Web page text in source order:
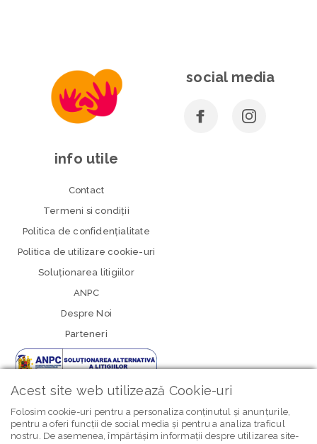
social media
info utile
Contact
Termeni si condiţii
Politica de confidenţialitate
Politica de utilizare cookie-uri
Soluționarea litigiilor
ANPC
Despre Noi
Parteneri
Acest site web utilizează Cookie-uri
Folosim cookie-uri pentru a personaliza conținutul și anunțurile,
pentru a oferi funcții de social media și pentru a analiza traficul
nostru. De asemenea, împărtășim informații despre utilizarea site-